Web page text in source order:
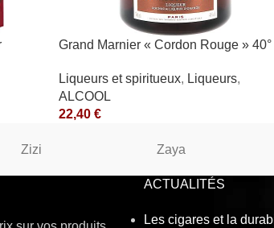
Grand Marnier « Cordon Rouge » 40°
Liqueurs et spiritueux, Liqueurs,
ALCOOL
22,40 €
Zizi Zaya
ACTUALITÉS
Les cigares et la